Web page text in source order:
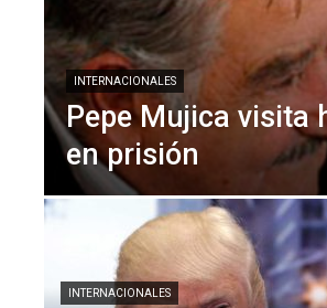
INTERNACIONALES
Pepe Mujica visita
en prisión
INTERNACIONALES